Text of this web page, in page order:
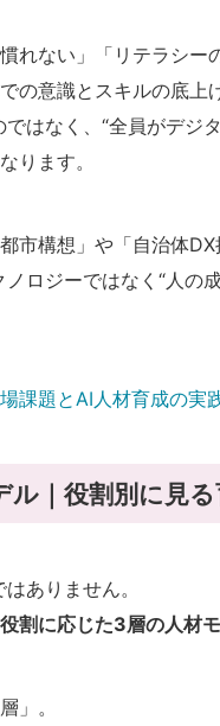
れない」「リテラシー
の意識とスキルの底上
はなく、“全員がデジ
ります。
市構想」や「自治体
ロジーではなく“人の
課題とAI人材育成の実
ル｜役割別に見
ありません。
役割に応じた3層の人材
」。